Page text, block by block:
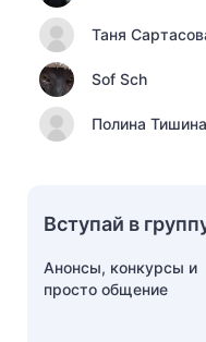
Таня
Sof Sch
Полина Тишина
Вступай в
Анонсы, конкурсы и
просто общение